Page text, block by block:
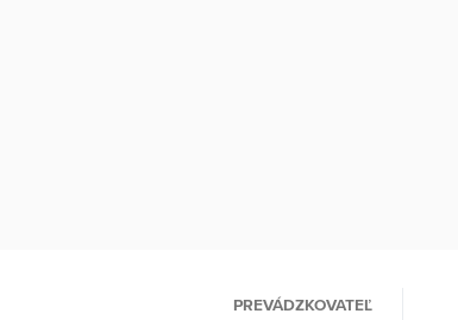
PREVÁDZKOVATEĽ